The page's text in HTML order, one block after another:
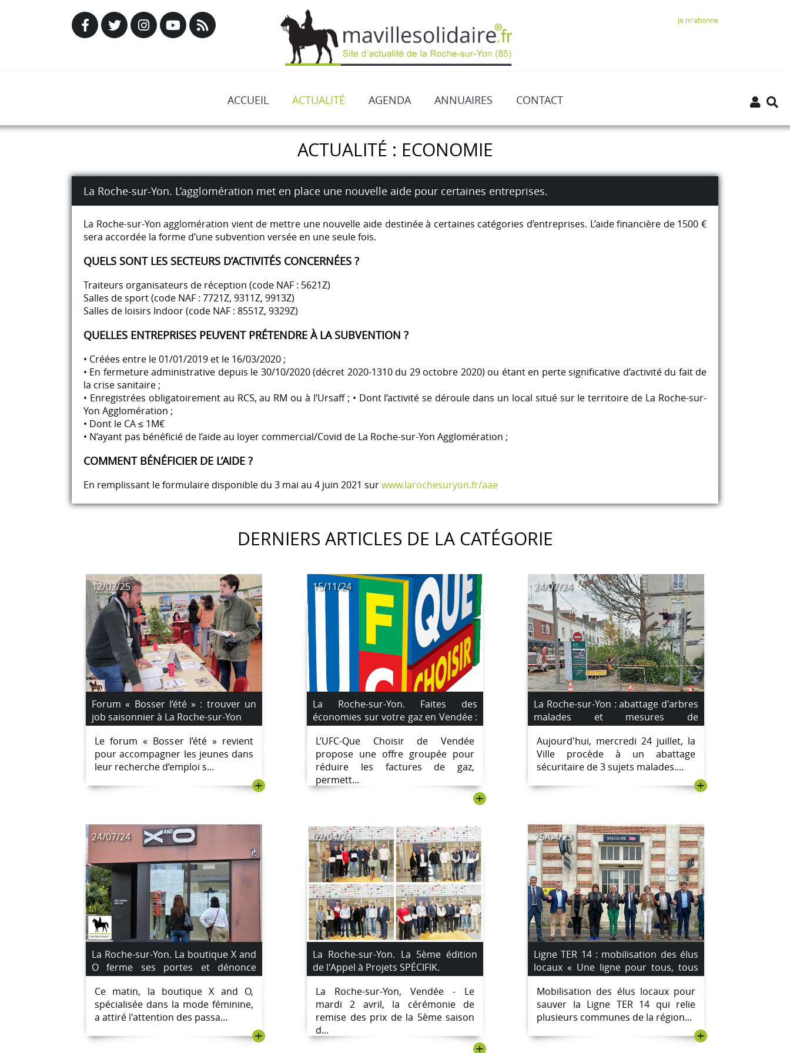
Je m'abonne
ACCUEIL ACTUALITÉ AGENDA ANNUAIRES CONTACT
ACTUALITÉ : ECONOMIE
La Roche-sur-Yon. L’agglomération met en place une nouvelle aide pour certaines entreprises.
La Roche-sur-Yon agglomération vient de mettre une nouvelle aide destinée à certaines catégories d’entreprises. L’aide financière de 1500 €
sera accordée la forme d’une subvention versée en une seule fois.
QUELS SONT LES SECTEURS D’ACTIVITÉS CONCERNÉES ?
Traiteurs organisateurs de réception (code NAF : 5621Z)
Salles de sport (code NAF : 7721Z, 9311Z, 9913Z)
Salles de loisirs Indoor (code NAF : 8551Z, 9329Z)
QUELLES ENTREPRISES PEUVENT PRÉTENDRE À LA SUBVENTION ?
• Créées entre le 01/01/2019 et le 16/03/2020 ;
• En fermeture administrative depuis le 30/10/2020 (décret 2020-1310 du 29 octobre 2020) ou étant en perte significative d’activité du fait de
la crise sanitaire ;
• Enregistrées obligatoirement au RCS, au RM ou à l’Ursaff ; • Dont l’activité se déroule dans un local situé sur le territoire de La Roche-sur-
Yon Agglomération ;
• Dont le CA ≤ 1M€
• N’ayant pas bénéficié de l’aide au loyer commercial/Covid de La Roche-sur-Yon Agglomération ;
COMMENT BÉNÉFICIER DE L’AIDE ?
En remplissant le formulaire disponible du 3 mai au 4 juin 2021 surwww.larochesuryon.fr/aae
DERNIERS ARTICLES DE LA CATÉGORIE
12/02/25
Forum « Bosser l’été » : trouver un
job saisonnier à La Roche-sur-Yon
Le forum « Bosser l’été » revient
pour accompagner les jeunes dans
leur recherche d’emploi s...
+
15/11/24
La Roche-sur-Yon. Faites des
économies sur votre gaz en Vendée :
jusqu’à 22 % de réduction avec UFC-
Que Choisir
L’UFC-Que Choisir de Vendée
propose une offre groupée pour
réduire les factures de gaz,
permett...
+
24/07/24
La Roche-sur-Yon : abattage d'arbres
malades et mesures de
compensation.
Aujourd'hui, mercredi 24 juillet, la
Ville procède à un abattage
sécuritaire de 3 sujets malades....
+
24/07/24
La Roche-sur-Yon. La boutique X and
O ferme ses portes et dénonce
l'absence d'indemnisation.
Ce matin, la boutique X and O,
spécialisée dans la mode féminine,
a attiré l'attention des passa...
+
02/04/24
La Roche-sur-Yon. La 5ème édition
de l'Appel à Projets SPÉCIFIK.
La Roche-sur-Yon, Vendée - Le
mardi 2 avril, la cérémonie de
remise des prix de la 5ème saison
d...
+
25/04/23
Ligne TER 14 : mobilisation des élus
locaux « Une ligne pour tous, tous
pour la ligne ! »
Mobilisation des élus locaux pour
sauver la Ligne TER 14 qui relie
plusieurs communes de la région...
+